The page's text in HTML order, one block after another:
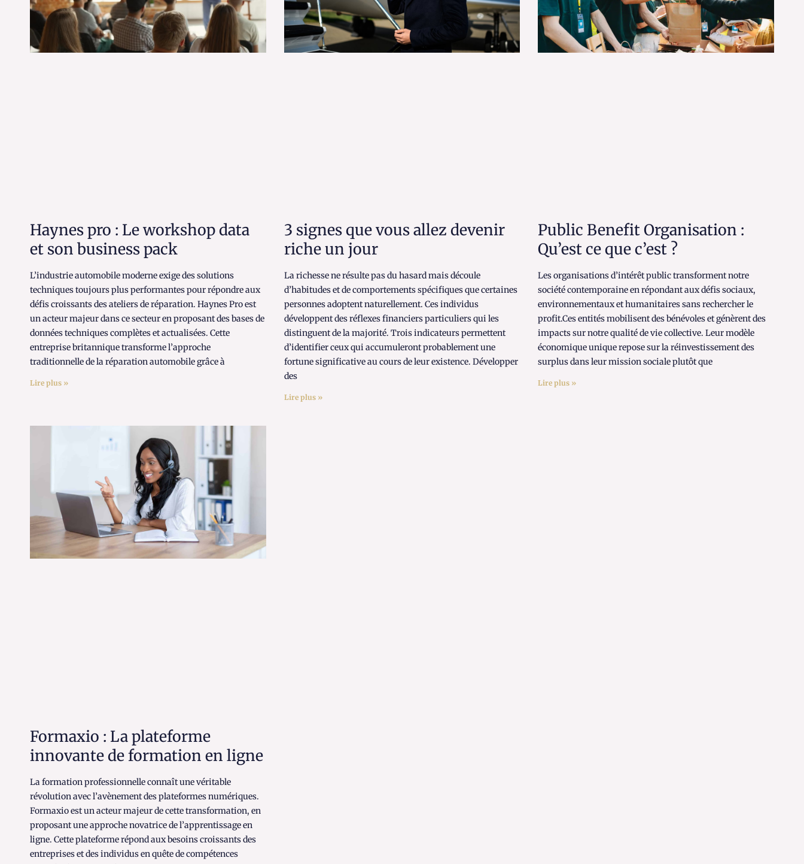
Haynes pro : Le workshop data
et son business pack
L’industrie automobile moderne exige des solutions
techniques toujours plus performantes pour répondre aux
défis croissants des ateliers de réparation. Haynes Pro est
un acteur majeur dans ce secteur en proposant des bases de
données techniques complètes et actualisées. Cette
entreprise britannique transforme l’approche
traditionnelle de la réparation automobile grâce à
Lire plus »
3 signes que vous allez devenir
riche un jour
La richesse ne résulte pas du hasard mais découle
d’habitudes et de comportements spécifiques que certaines
personnes adoptent naturellement. Ces individus
développent des réflexes financiers particuliers qui les
distinguent de la majorité. Trois indicateurs permettent
d’identifier ceux qui accumuleront probablement une
fortune significative au cours de leur existence. Développer
des
Lire plus »
Public Benefit Organisation :
Qu’est ce que c’est ?
Les organisations d’intérêt public transforment notre
société contemporaine en répondant aux défis sociaux,
environnementaux et humanitaires sans rechercher le
profit.Ces entités mobilisent des bénévoles et génèrent des
impacts sur notre qualité de vie collective. Leur modèle
économique unique repose sur la réinvestissement des
surplus dans leur mission sociale plutôt que
Lire plus »
Formaxio : La plateforme
innovante de formation en ligne
La formation professionnelle connaît une véritable
révolution avec l’avènement des plateformes numériques.
Formaxio est un acteur majeur de cette transformation, en
proposant une approche novatrice de l’apprentissage en
ligne. Cette plateforme répond aux besoins croissants des
entreprises et des individus en quête de compétences